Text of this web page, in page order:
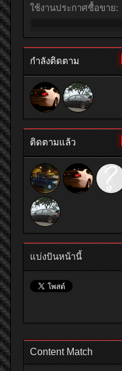
ใช้งานประกาศซื้อขาย:
กำลังติดตาม
ติดตามแล้ว
แบ่งปันหน้านี้
Content Match